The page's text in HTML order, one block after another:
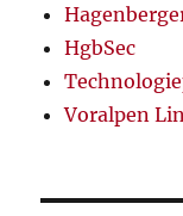
HgbSec
Voralpen